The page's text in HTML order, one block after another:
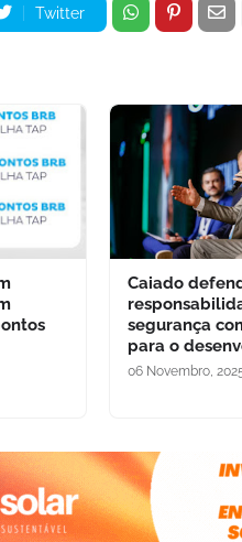
Twitter
Caiado
segurança
para o
06 Novembro,